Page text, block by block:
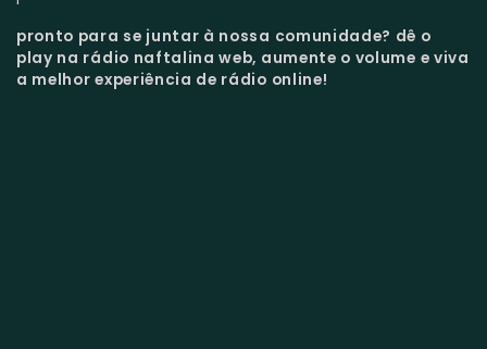
pronto para se juntar à nossa comunidade? dê o
play na rádio naftalina web, aumente o volume e viva
a melhor experiência de rádio online!